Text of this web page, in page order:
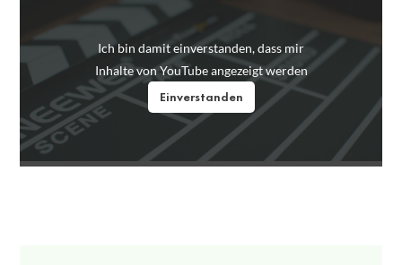
Ich bin damit einverstanden, dass mir
Inhalte von YouTube angezeigt werden
Einverstanden